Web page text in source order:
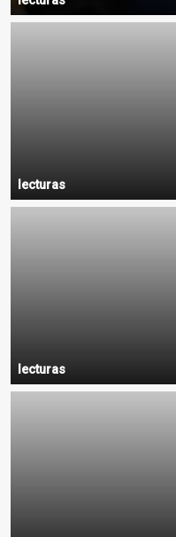
lecturas
lecturas